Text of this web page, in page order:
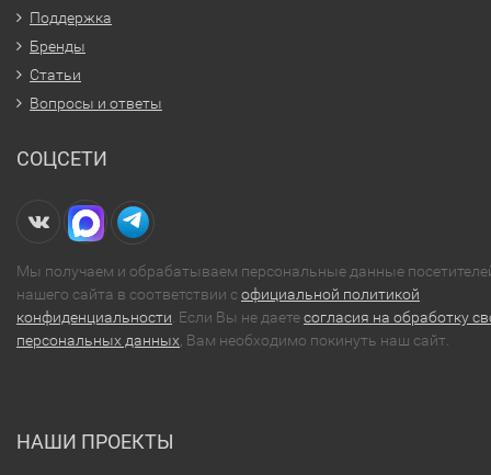
Поддержка
Бренды
Статьи
Вопросы и ответы
СОЦСЕТИ
Мы получаем и обрабатываем персональные данные
нашего сайта в соответствии софициальной политикой
конфиденциальности . Если Вы не даетесогласия на обработку
персональных данных , Вам необходимо покинуть наш сайт.
НАШИ ПРОЕКТЫ